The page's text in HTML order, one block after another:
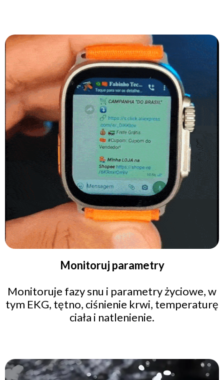
Monitoruj parametry
Monitoruje fazy snu i parametry życiowe, w
tym EKG, tętno, ciśnienie krwi, temperaturę
ciała i natlenienie.